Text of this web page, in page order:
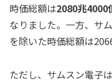
時価総額は2080兆4000
なりました。一方、サ
を除いた時価総額は
ただし、サムスン電子